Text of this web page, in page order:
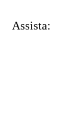
Assista: